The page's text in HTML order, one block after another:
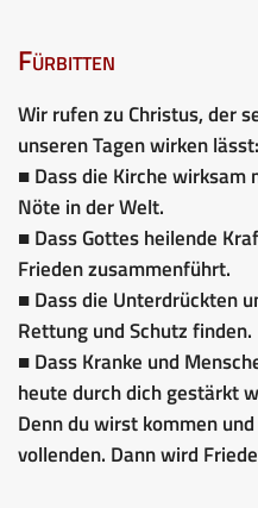
Fürbitten
Wir rufen zu Christus, der
unseren Tagen wirken lässt:
■ Dass die Kirche wirksam
Nöte in der Welt.
■ Dass Gottes heilende
Frieden zusammenführt.
■ Dass die Unterdrückten
Rettung und Schutz finden.
■ Dass Kranke und
heute durch dich gestärkt
Denn du wirst kommen
vollenden. Dann wird